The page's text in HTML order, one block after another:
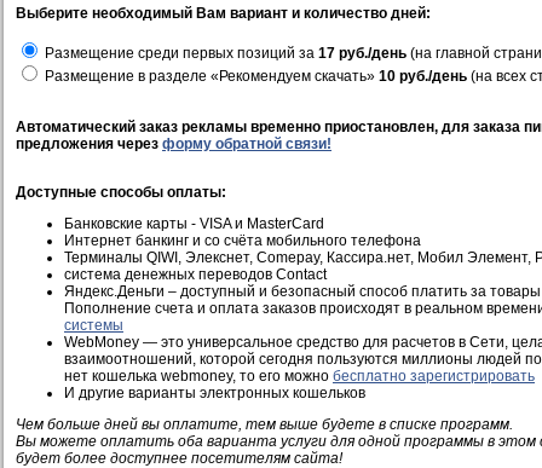
Выберите необходимый Вам вариант и количество дней:
Размещение среди первых позиций за 17 руб./день (на главной
Размещение в разделе «Рекомендуем скачать» 10 руб./день (на всех
Автоматический заказ рекламы временно приостановлен, для заказа
предложения через форму обратной связи!
Доступные способы оплаты:
Банковские карты - VISA и MasterCard
Интернет банкинг и со счёта мобильного телефона
Терминалы QIWI, Элекснет, Comepay, Кассира.нет, Мобил Элемент,
система денежных переводов Contact
Яндекс.Деньги – доступный и безопасный способ платить за товары
Пополнение счета и оплата заказов происходят в реальном
системы
WebMoney — это универсальное средство для расчетов в Сети,
взаимоотношений, которой сегодня пользуются миллионы людей
нет кошелька webmoney, то его можно бесплатно зарегистрировать
И другие варианты электронных кошельков
Чем больше дней вы оплатите, тем выше будете в списке программ.
Вы можете оплатить оба варианта услуги для одной программы в этом
будет более доступнее посетителям сайта!